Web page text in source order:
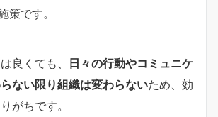
策です。
良くても、
日々の行動やコミュニケ
ない限り組織は変わらないため、効
がちです。